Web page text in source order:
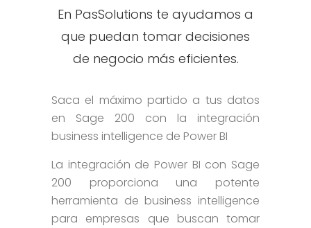
En PasSolutions te ayudamos a
que puedan tomar decisiones
de negocio más eficientes.
Saca el máximo partido a tus datos
en Sage 200 con la integración
business intelligence de Power BI
La integración de Power BI con Sage
200 proporciona una potente
herramienta de business intelligence
para empresas que buscan tomar